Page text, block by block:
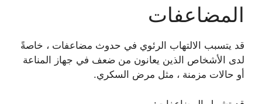
المضاعفات
قد يتسبب الالتهاب الرئوي في حدوث مضاعفات ، خاصةً
لدى الأشخاص الذين يعانون من ضعف في جهاز المناعة
أو حالات مزمنة ، مثل مرض السكري.